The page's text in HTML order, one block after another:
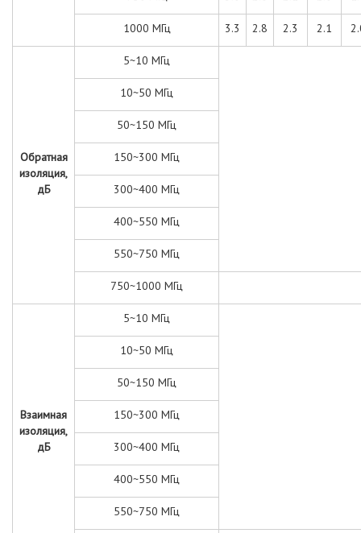
1000 МГц 3.3 2.8 2.3 2.1
Обратная
изоляция,
дБ
5~10 МГц
10~50 МГц
50~150 МГц
150~300 МГц
300~400 МГц
400~550 МГц
550~750 МГц
750~1000 МГц
Взаимная
изоляция,
дБ
5~10 МГц
10~50 МГц
50~150 МГц
150~300 МГц
300~400 МГц
400~550 МГц
550~750 МГц